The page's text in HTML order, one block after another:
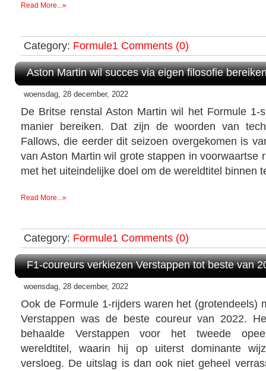
Read More...»
Category: Formule1 Comments (0)
Aston Martin wil succes via eigen filosofie
woensdag, 28 december, 2022
De Britse renstal Aston Martin wil het Formule 1-
manier bereiken. Dat zijn de woorden van
Fallows, die eerder dit seizoen overgekomen is
van Aston Martin wil grote stappen in voorwaartse
met het uiteindelijke doel om de wereldtitel binnen
Read More...»
Category: Formule1 Comments (0)
F1-coureurs verkiezen Verstappen tot beste van
woensdag, 28 december, 2022
Ook de Formule 1-rijders waren het (grotendeels)
Verstappen was de beste coureur van 2022.
behaalde Verstappen voor het tweede
wereldtitel, waarin hij op uiterst dominante
versloeg. De uitslag is dan ook niet geheel